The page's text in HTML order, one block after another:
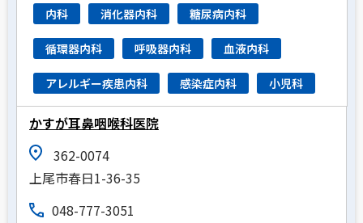
内科 消化器内科 糖尿病内科
循環器内科 呼吸器内科 血液内科
アレルギー疾患内科 感染症内科 小児科
かすが耳鼻咽喉科医院
362-0074
上尾市春日1-36-35
048-777-3051